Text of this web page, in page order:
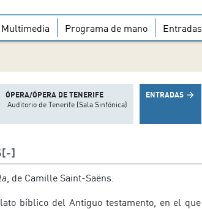
Multimedia Programa de mano Entradas
ÓPERA/ÓPERA DE TENERIFE
Auditorio de Tenerife (Sala Sinfónica)
ENTRADAS arrow_forward
, de Camille Saint-Saëns.
bíblico del Antiguo testamento, en el que